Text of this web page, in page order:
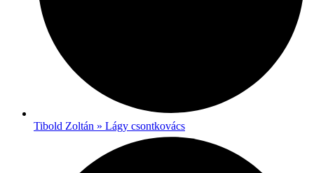
Tibold Zoltán » Lágy csontkovács